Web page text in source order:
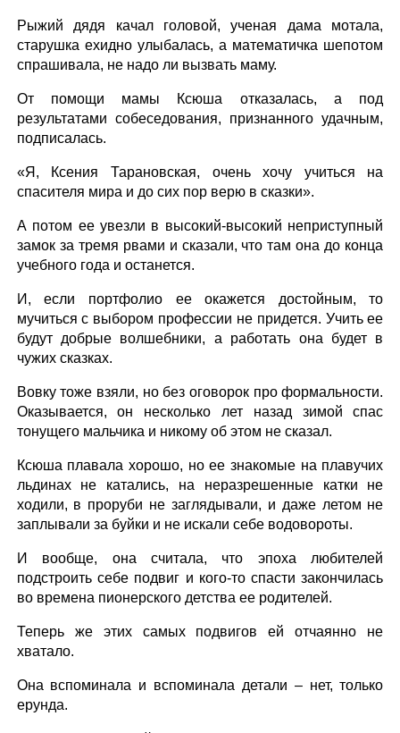
Рыжий дядя качал головой, ученая дама мотала,
старушка ехидно улыбалась, а математичка шепотом
спрашивала, не надо ли вызвать маму.
От помощи мамы Ксюша отказалась, а под
результатами собеседования, признанного удачным,
подписалась.
«Я, Ксения Тарановская, очень хочу учиться на
спасителя мира и до сих пор верю в сказки».
А потом ее увезли в высокий-высокий неприступный
замок за тремя рвами и сказали, что там она до конца
учебного года и останется.
И, если портфолио ее окажется достойным, то
мучиться с выбором профессии не придется. Учить ее
будут добрые волшебники, а работать она будет в
чужих сказках.
Вовку тоже взяли, но без оговорок про формальности.
Оказывается, он несколько лет назад зимой спас
тонущего мальчика и никому об этом не сказал.
Ксюша плавала хорошо, но ее знакомые на плавучих
льдинах не катались, на неразрешенные катки не
ходили, в проруби не заглядывали, и даже летом не
заплывали за буйки и не искали себе водовороты.
И вообще, она считала, что эпоха любителей
подстроить себе подвиг и кого-то спасти закончилась
во времена пионерского детства ее родителей.
Теперь же этих самых подвигов ей отчаянно не
хватало.
Она вспоминала и вспоминала детали – нет, только
ерунда.